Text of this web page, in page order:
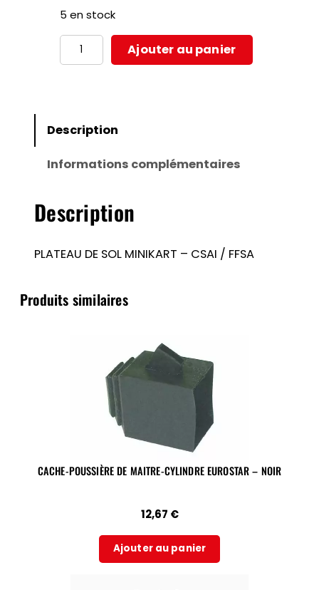
5 en stock
quantité
de
MINIKART
CSAI
FFSA
Ajouter au panier
Description
Informations complémentaires
Description
PLATEAU DE SOL MINIKART – CSAI / FFSA
Produits similaires
CACHE-POUSSIÈRE DE MAITRE-CYLINDRE EUROSTAR – NOIR
12,67 €
Ajouter au panier